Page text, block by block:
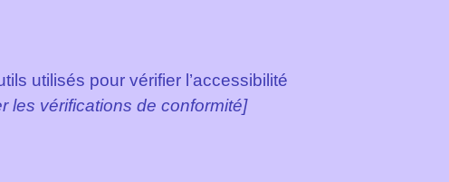
utilisés pour vérifier l’accessibilité
les vérifications de conformité]